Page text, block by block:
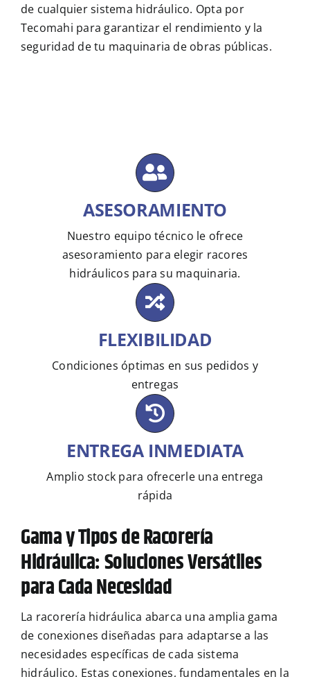
de cualquier sistema hidráulico. Opta por
Tecomahi para garantizar el rendimiento y la
seguridad de tu maquinaria de obras públicas.
ASESORAMIENTO
Nuestro equipo técnico le ofrece
asesoramiento para elegir racores
hidráulicos para su maquinaria.
FLEXIBILIDAD
Condiciones óptimas en sus pedidos y
entregas
ENTREGA INMEDIATA
Amplio stock para ofrecerle una entrega
rápida
Gama y Tipos de Racorería
Hidráulica: Soluciones Versátiles
para Cada Necesidad
La racorería hidráulica abarca una amplia gama
de conexiones diseñadas para adaptarse a las
necesidades específicas de cada sistema
hidráulico. Estas conexiones, fundamentales en la